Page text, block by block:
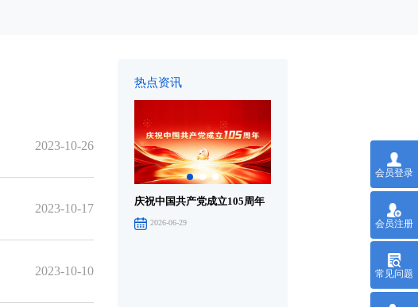
2023-10-26
2023-10-17
2023-10-10
热点资讯
庆祝中国共产党成立105周年
2026-06-29
庆祝中国共产党成立105周年
会员登录
会员注册
常见问题